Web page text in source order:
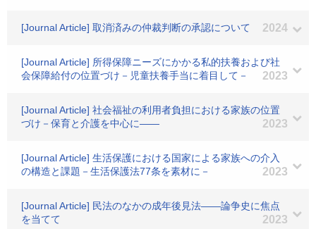
[Journal Article] 取消済みの仲裁判断の承認について 2024
[Journal Article] 所得保障ニーズにかかる私的扶養および社
会保障給付の位置づけ－児童扶養手当に着目して－
2023
[Journal Article] 社会福祉の利用者負担における家族の位置
づけ－保育と介護を中心に――
2023
[Journal Article] 生活保護における国家による家族への介入
の構造と課題－生活保護法77条を素材に－
2023
[Journal Article] 民法のなかの成年後見法――論争史に焦点
を当てて
2023